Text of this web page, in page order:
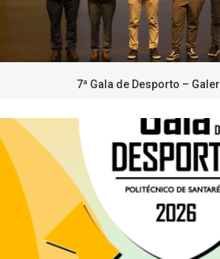
7ª Gala de Desporto –